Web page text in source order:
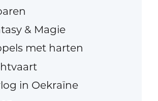
& Magie
met harten
in Oekraïne